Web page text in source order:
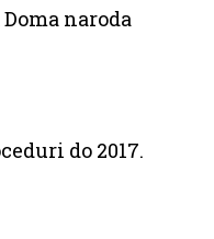
naroda
do 2017.